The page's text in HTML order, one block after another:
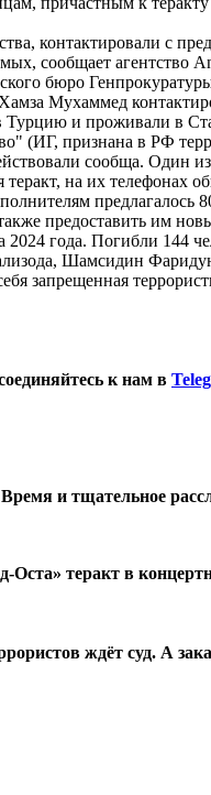
контактировали с
сообщает агентство
бюро
Мухаммед
и проживали в
(ИГ, признана в РФ
сообща.
на их
предлагалось
предоставить им
года. Погибли 144
Шамсидин
запрещенная
к нам в
и тщательное
теракт в
ждёт суд. А